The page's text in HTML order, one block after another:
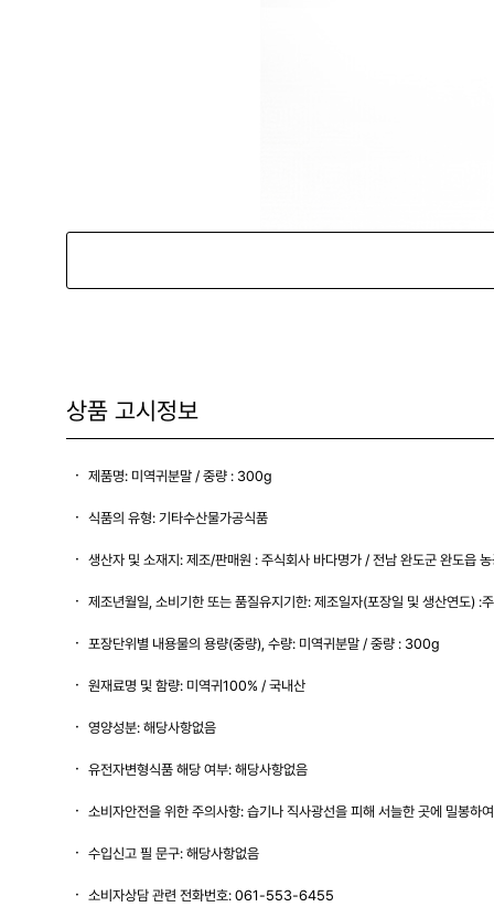
상품 고시정보
제품명: 미역귀분말 / 중량 : 300g
식품의 유형: 기타수산물가공식품
생산자 및 소재지: 제조/판매원 : 주식회사 바다명가 / 전남 완도군 완도읍
제조년월일, 소비기한 또는 품질유지기한: 제조일자(포장일 및 생산연도)
포장단위별 내용물의 용량(중량), 수량: 미역귀분말 / 중량 : 300g
원재료명 및 함량: 미역귀100% / 국내산
영양성분: 해당사항없음
유전자변형식품 해당 여부: 해당사항없음
소비자안전을 위한 주의사항: 습기나 직사광선을 피해 서늘한 곳에 밀봉
수입신고 필 문구: 해당사항없음
소비자상담 관련 전화번호: 061-553-6455